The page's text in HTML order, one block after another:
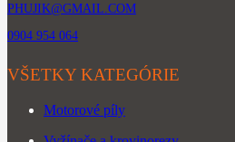
PHUJIK@GMAIL.COM
0904 954 064
VŠETKY KATEGÓRIE
Motorové píly